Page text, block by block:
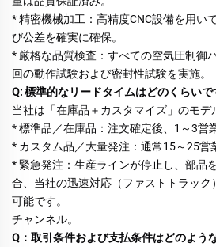
* 精密機械加工：高精度CNC設備を用い
び公差を確実に確保。
* 厳格な品質検査：すべての空気圧制御
回の動作試験および密封性試験を実施。
Q: 標準的なリードタイムはどのくらいで
当社は「在庫品＋カスタマイズ」のモデ
* 標準品／在庫品：注文確定後、1～3営
* カスタム品／大量発注：通常15～25営
* 緊急発注：生産ラインが停止し、部品
合、当社の迅速対応（ファストトラッ
可能です。
チャンネル。
Q：取引条件および支払条件はどのよう